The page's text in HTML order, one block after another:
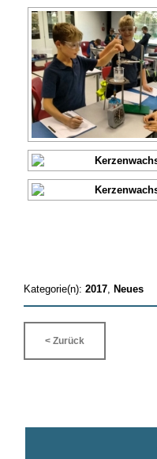
Kategorie(n): 2017, Neues
< Zurück